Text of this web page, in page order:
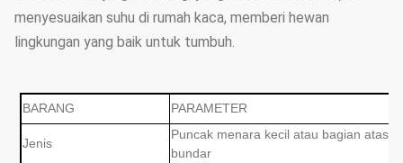
menyesuaikan suhu di rumah kaca, memberi hewan
lingkungan yang baik untuk tumbuh.
BARANG PARAMETER
Jenis
Puncak menara kecil atau bagian atas
bundar